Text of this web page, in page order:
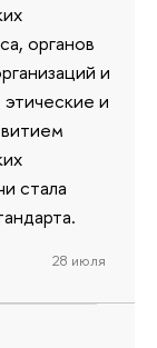
органов
и
и
стала
28 июля